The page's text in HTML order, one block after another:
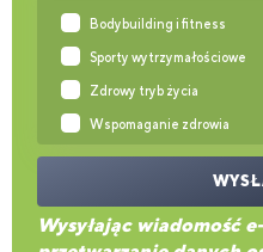
Bodybuilding i fitness
Sporty wytrzymałościowe
Zdrowy tryb życia
Wspomaganie zdrowia
Wysyłając wiadomość